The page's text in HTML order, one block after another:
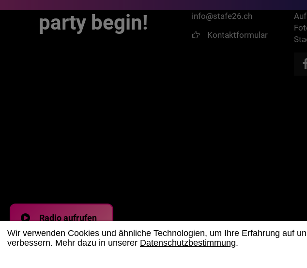
party begin!
info@stafe26.ch
Kontaktformular
Wir verwenden Cookies und ähnliche Technologien, um Ihre Erfahrung auf
verbessern. Mehr dazu in unserer Datenschutzbestimmung.
Radio aufrufen